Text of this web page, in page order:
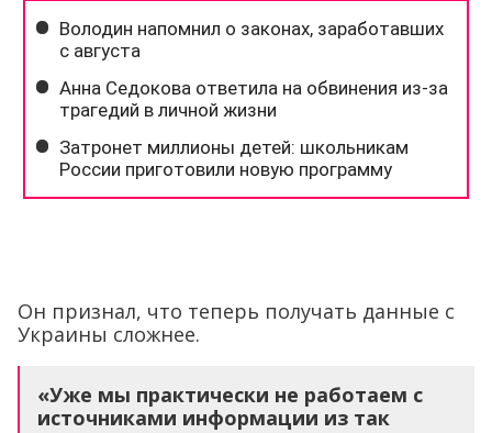
Он признал, что теперь получать данные с
Украины сложнее.
«Уже мы практически не работаем с
источниками информации из так